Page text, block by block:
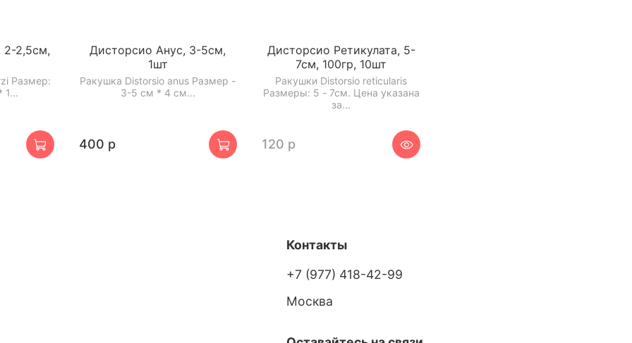
2-2,5см,
Размер:
1...
Дисторсио Анус, 3-5см,
1шт
Ракушка Distorsio anus Размер -
3-5 см * 4 см...
400 р
Дисторсио Ретикулата, 5-
7см, 100гр, 10шт
Ракушки Distorsio reticularis
Размеры: 5 - 7см. Цена указана
за...
120 р
Контакты
+7 (977) 418-42-99
Москва